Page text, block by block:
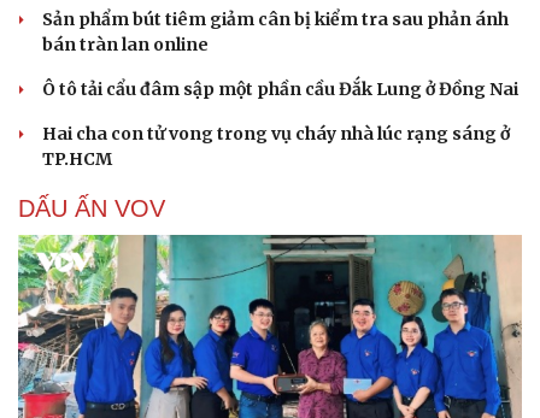
Sản phẩm bút tiêm giảm cân bị kiểm tra sau phản ánh
bán tràn lan online
Ô tô tải cẩu đâm sập một phần cầu Đắk Lung ở Đồng Nai
Hai cha con tử vong trong vụ cháy nhà lúc rạng sáng ở
TP.HCM
DẤU ẤN VOV